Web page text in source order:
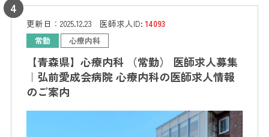
更新日： 2025.12.23 医師求人ID:14093
常勤 心療内科
【青森県】心療内科 （常勤） 医師求人募集
｜弘前愛成会病院 心療内科の医師求人情報
のご案内